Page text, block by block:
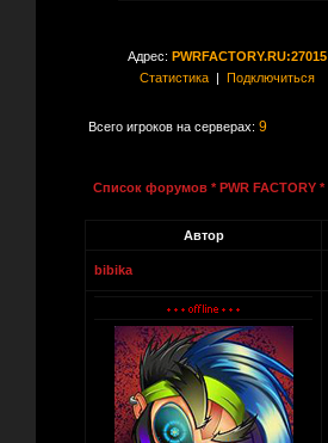
Адрес: PWRFACTORY.RU:27015
Статистика| Подключиться
Всего игроков на серверах: 9
Список форумов * PWR FACTORY *
Автор
bibika